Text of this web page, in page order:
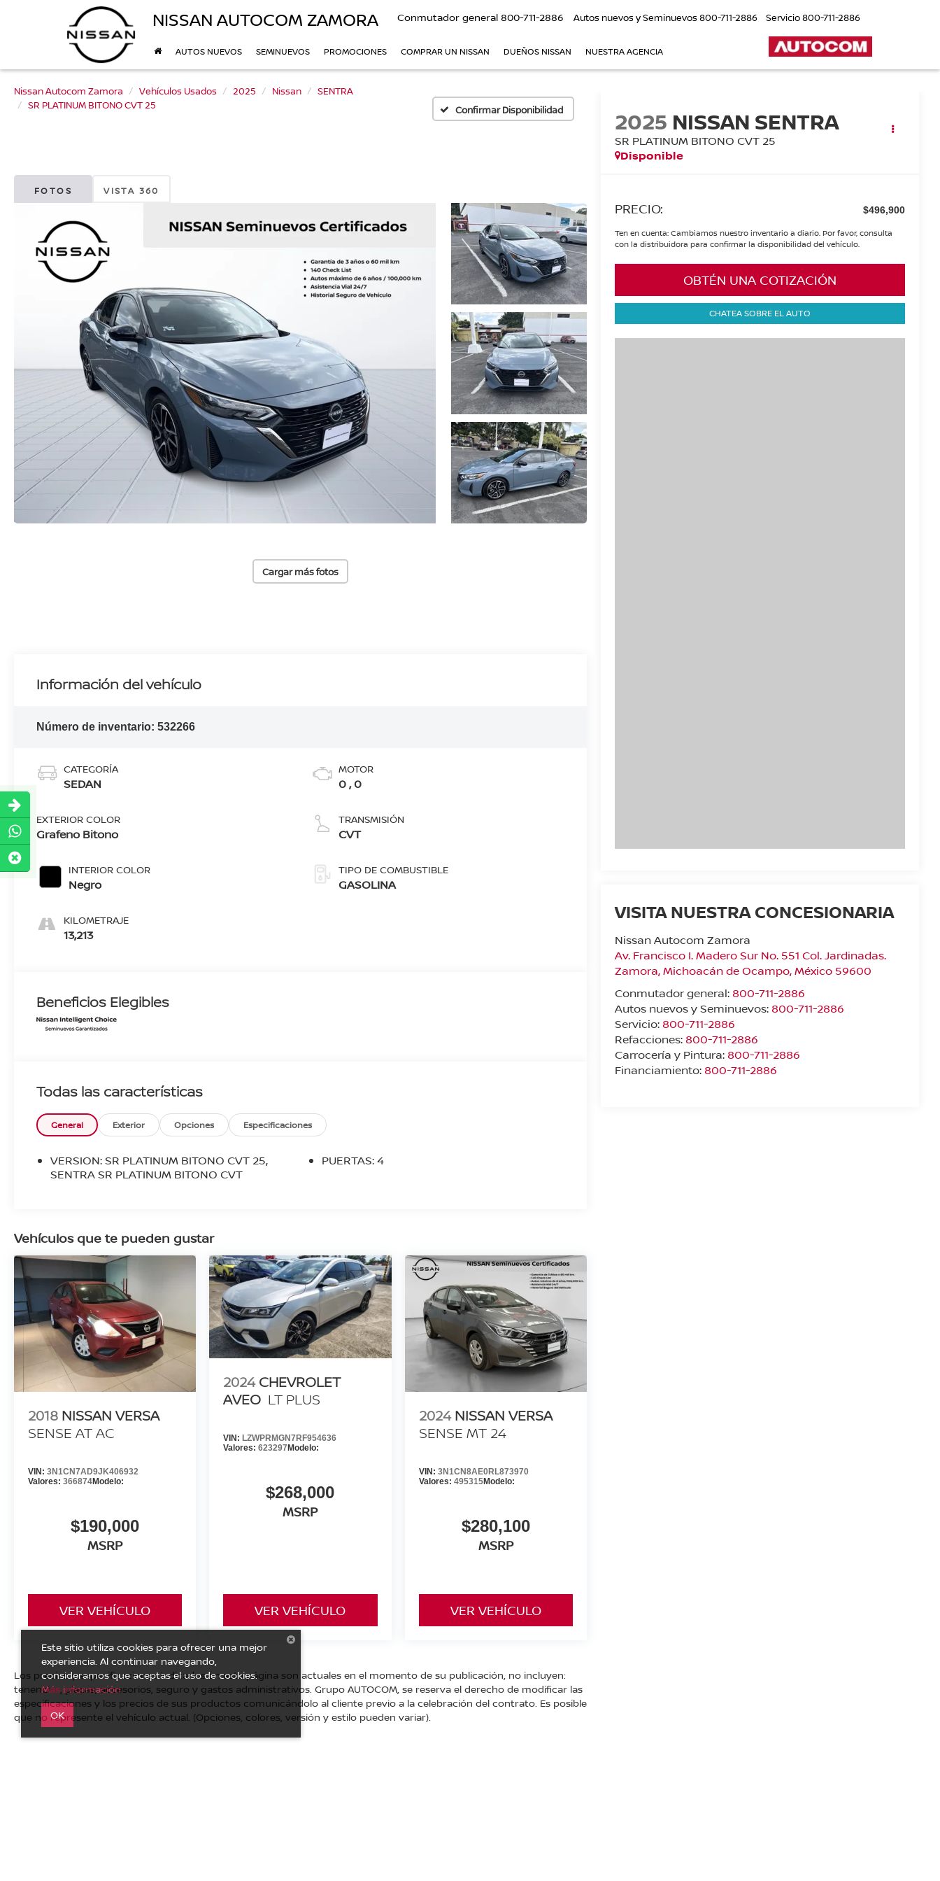
NISSAN AUTOCOM ZAMORA Conmutador general 800-711-2886 Autos nuevos y Seminuevos800-711-2886 Servicio800-711-2886
AUTOS NUEVOS SEMINUEVOS PROMOCIONES COMPRAR UN NISSAN DUEÑOS NISSAN NUESTRA AGENCIA
Nissan Autocom Zamora Vehículos Usados 2025 Nissan
SENTRA
SR PLATINUM BITONO CVT 25
Confirmar Disponibilidad
FOTOS VISTA 360
Cargar más fotos
2025 NISSAN SENTRA
SR PLATINUM BITONO CVT 25
Disponible
PRECIO: $496,900
Ten en cuenta: Cambiamos nuestro inventario a diario. Por favor, consulta
con la distribuidora para confirmar la disponibilidad del vehículo.
OBTÉN UNA COTIZACIÓN
CHATEA SOBRE EL AUTO
VISITA NUESTRA CONCESIONARIA
Nissan Autocom Zamora
Av. Francisco I. Madero Sur No. 551 Col. Jardinadas.
Zamora,Michoacán de Ocampo, México 59600
Conmutador general: 800-711-2886
Autos nuevos y Seminuevos: 800-711-2886
Servicio: 800-711-2886
Refacciones: 800-711-2886
Carrocería y Pintura: 800-711-2886
Financiamiento: 800-711-2886
Información del vehículo
Número de inventario:532266
CATEGORÍA
SEDAN
EXTERIOR COLOR
Grafeno Bitono
INTERIOR COLOR
Negro
KILOMETRAJE
13,213
MOTOR
0 , 0
TRANSMISIÓN
CVT
TIPO DE COMBUSTIBLE
GASOLINA
Beneficios Elegibles
Todas las características
General Exterior Opciones Especificaciones
VERSION: SR PLATINUM BITONO CVT 25,
SENTRA SR PLATINUM BITONO CVT
PUERTAS: 4
Vehículos que te pueden gustar
2018 NISSAN VERSA
SENSE AT AC
VIN: 3N1CN7AD9JK406932
Valores: 366874Modelo:
$190,000
MSRP
VER VEHÍCULO
2024 CHEVROLET
AVEO LT PLUS
VIN:LZWPRMGN7RF954636
Valores:623297Modelo:
$268,000
MSRP
VER VEHÍCULO
2024 NISSAN VERSA
SENSE MT 24
VIN: 3N1CN8AE0RL873970
Valores: 495315Modelo:
$280,100
MSRP
VER VEHÍCULO
Los precios y especificaciones indicados en esta página son actuales en el momento de su publicación, no incluyen:
tenencias, placas, accesorios, seguro y gastos administrativos. Grupo AUTOCOM, se reserva el derecho de modificar las
especificaciones y los precios de sus productos comunicándolo al cliente previo a la celebración del contrato. Es posible
que no represente el vehículo actual. (Opciones, colores, versión y estilo pueden variar).
Este sitio utiliza cookies para ofrecer una mejor
experiencia. Al continuar navegando,
consideramos que aceptas el uso de cookies.
Más información
OK